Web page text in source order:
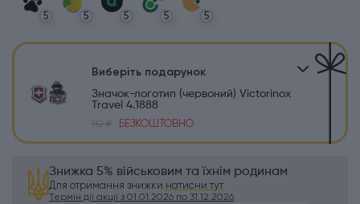
5 5 5 5 5
Виберіть подарунок
Значок-логотип (червоний) Victorinox
Travel 4.1888
112 ₴
БЕЗКОШТОВНО
Знижка 5% військовим та їхнім родинам
Для отримання знижки натисни тут
Термін дії акції з 01.01.2026 по 31.12.2026